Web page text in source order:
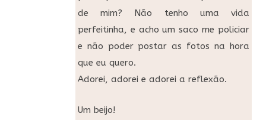
de mim? Não tenho uma vida
perfeitinha, e acho um saco me policiar
e não poder postar as fotos na hora
que eu quero.
Adorei, adorei e adorei a reflexão.
Um beijo!